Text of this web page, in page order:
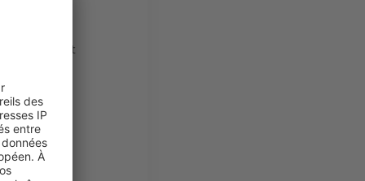
le candidat
à
des
enfant